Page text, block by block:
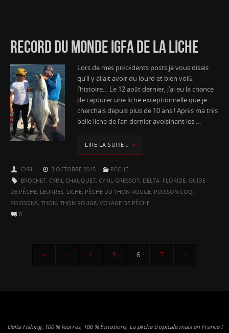
RECORD DU MONDE IGFA DE LA LICHE
Lors de mes précédents posts je vous disais
qu’il y allait avoir du lourd et bien voilà
l’histoire… Le 12 août dernier, j’ai eu la chance
de capturer une liche exceptionnelle que je
cherchais depuis plus de 10 ans ! Après ma très
belle liche de l’an dernier avoisinant les …
LIRE LA SUITE…
CYRIL 3 OCTOBRE 2015
PÊCHE
BROCHET, CYRIL CHAUQUET, CYRIL GRESSOT, DELTA, FLORIDE, GUIDE
DE PÊCHE, LEURRES, LICHE, PÊCHE DU THON ROUGE, POISSON COQ,
POISSONS, THON, THON ROUGE, VOYAGE DE PÊCHE
0
« ‹ 4 5 6 7 ›
Delta Fishing, 100 % leurres, 100 % Émotions, La pêche tropicale mais en France !